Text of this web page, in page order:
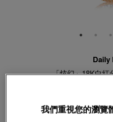
Daily
「炫幻」18K白紅
(巳含美國關
我們重視您的瀏覽